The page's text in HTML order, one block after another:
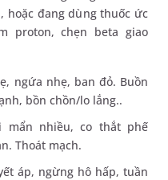
hoặc đang dùng thuốc ức
proton, chẹn beta giao
ngứa nhẹ, ban đỏ. Buồn
bồn chồn/lo lắng..
mẩn nhiều, co thắt phế
Thoát mạch.
áp, ngừng hô hấp, tuần